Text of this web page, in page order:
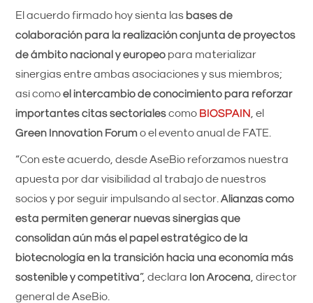
El acuerdo firmado hoy sienta las bases de
colaboración para la realización conjunta de proyectos
de ámbito nacional y europeo para materializar
sinergias entre ambas asociaciones y sus miembros;
así comoel intercambio de conocimiento para reforzar
importantes citas sectorialescomo BIOSPAIN , el
Green Innovation Forumo el evento anual de FATE.
“Con este acuerdo, desde AseBio reforzamos nuestra
apuesta por dar visibilidad al trabajo de nuestros
socios y por seguir impulsando al sector.Alianzas como
esta permiten generar nuevas sinergias que
consolidan aún más el papel estratégico de la
biotecnología en la transición hacia una economía más
sostenible y competitiva”, declara Ion Arocena , director
general de AseBio.